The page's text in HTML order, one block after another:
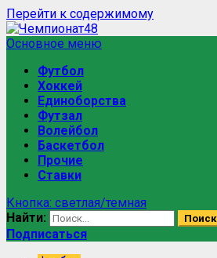
Перейти к содержимому
Основное меню
Футбол
Хоккей
Единоборства
Футзал
Волейбол
Баскетбол
Прочие
Ставки
Кнопка: светлая/темная
Найти:
Подписаться